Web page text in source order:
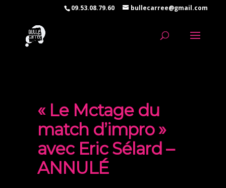
09.53.08.79.60 bullecarree@gmail.com
« Le Mctage du
match d’impro »
avec Eric Sélard –
ANNULÉ